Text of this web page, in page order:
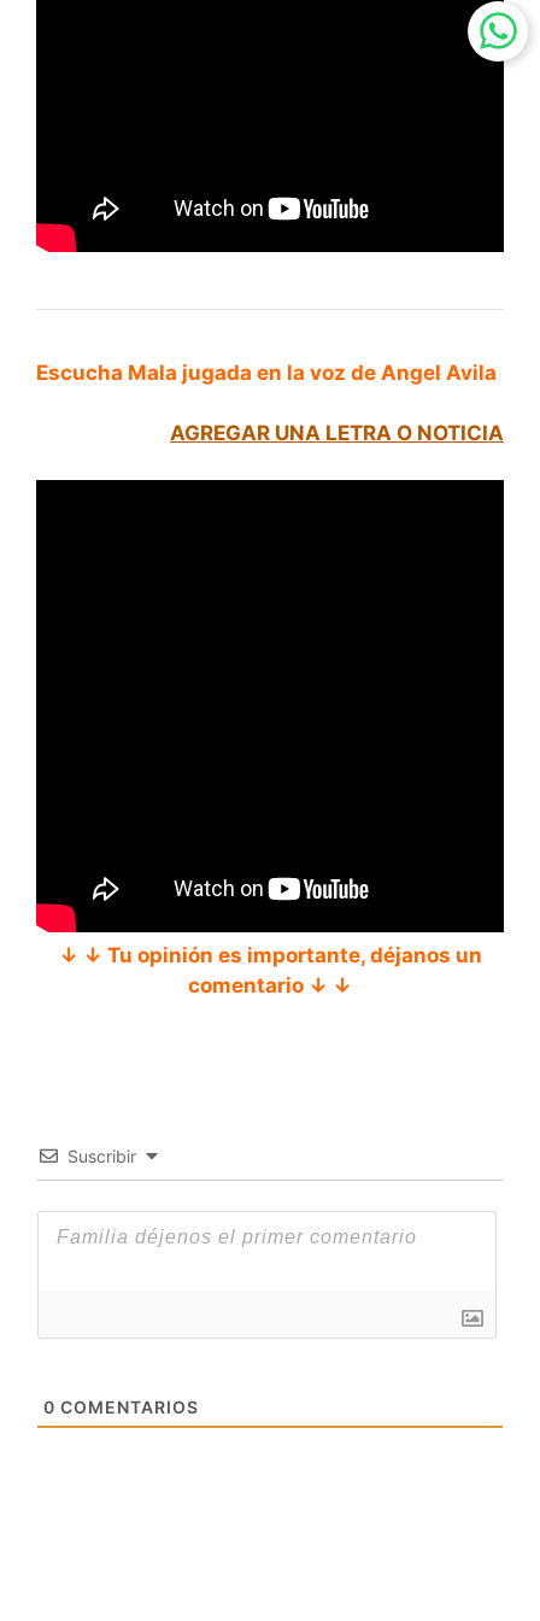
Escucha Mala jugada en la voz de Angel Avila
AGREGAR UNA LETRA O NOTICIA
↓ ↓ Tu opinión es importante, déjanos un
comentario ↓ ↓
Suscribir
0 COMENTARIOS